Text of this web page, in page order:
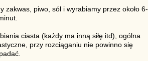
zakwas, piwo, sól i wyrabiamy przez około 6-
ciasta (każdy ma inną siłę itd), ogólna
przy rozciąganiu nie powinno się